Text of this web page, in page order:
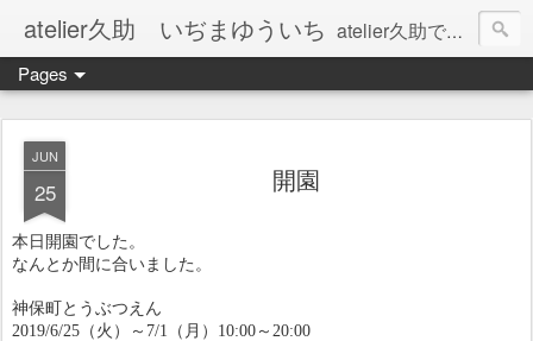
atelier久助 いぢまゆういち atelier久助では土と火から暖かなモノたちを生み出しています。 ご覧になられた方が和んで頂ければ幸いです。
Pages
JUN
25 開園
本日開園でした。
なんとか間に合いました。
神保町とうぶつえん
2019/6/25（火）～7/1（月）10:00～20:00